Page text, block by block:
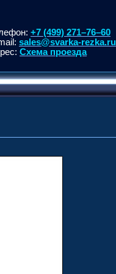
+7 (499) 271–76–60
sales@svarka-rezka.ru
Схема проезда